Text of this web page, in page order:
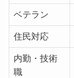
ベテラン
住民対応
内勤・技術
職